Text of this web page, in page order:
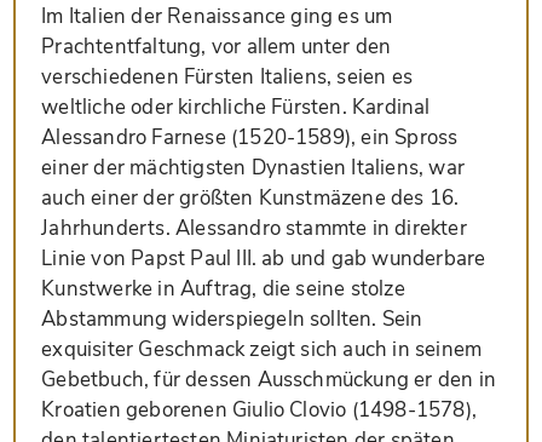
Im Italien der Renaissance ging es um
Prachtentfaltung, vor allem unter den
verschiedenen Fürsten Italiens, seien es
weltliche oder kirchliche Fürsten. Kardinal
Alessandro Farnese (1520-1589), ein Spross
einer der mächtigsten Dynastien Italiens, war
auch einer der größten Kunstmäzene des 16.
Jahrhunderts. Alessandro stammte in direkter
Linie von Papst Paul III. ab und gab wunderbare
Kunstwerke in Auftrag, die seine stolze
Abstammung widerspiegeln sollten. Sein
exquisiter Geschmack zeigt sich auch in seinem
Gebetbuch, für dessen Ausschmückung er den in
Kroatien geborenen Giulio Clovio (1498-1578),